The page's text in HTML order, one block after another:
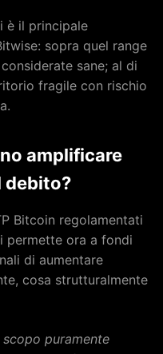
è il principale
sopra quel range
sane; al di
fragile con rischio
amplificare
debito?
Bitcoin regolamentati
permette ora a fondi
di aumentare
cosa strutturalmente
puramente